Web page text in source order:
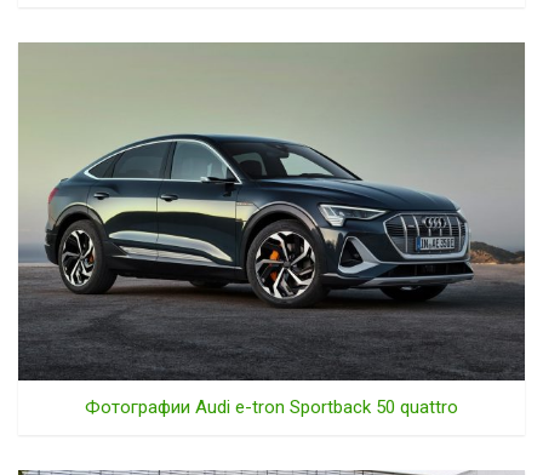
Фотографии Audi e-tron Sportback 50 quattro